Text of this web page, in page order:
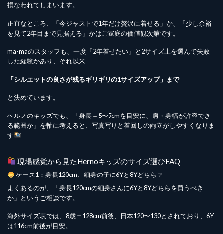
損なわれてしまいます。
正直なところ、「今ジャストで1年だけ贅沢に着せる」か、「少し余裕
を見て2年目まで見据える」かはご家庭の価値観次第です。
ma-maのスタッフも、一度「2年着せたい」と2サイズ上を選んで失敗
した経験があり、それ以来
「シルエットの良さが残るギリギリの1サイズアップ」まで
と決めています。
ヘルノのキッズでも、「身長＋5〜7cmを目安に、肩・身幅が許容でき
る範囲か」を軸に考えると、写真写りと着回しの両立がしやすくなりま
す
現場感覚から見たHernoキッズのサイズ選びFAQ
ケース1：身長120cm、細身の子に6Yと8Yどちら？
よくあるのが、「身長120cmの細身さんに6Yと8Yどちらを買うべき
か」というご相談です。
海外サイズ表では、8歳＝128cm前後、日本120〜130とされており、6Y
は116cm前後が目安。